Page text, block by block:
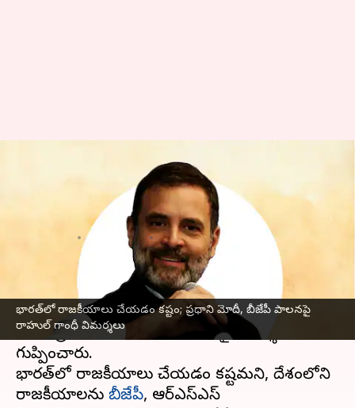
భారత్‌లో రాజకీయాలు చేయడం కష్టం; ప్రధాని మోదీ, బీజేపీ పాలనపై
రాహుల్ గాంధీ విమర్శలు
భారత్‌లో రాజకీయాలు చేయడం కష్టం;
ప్రధాని మోదీ, బీజేపీ పాలనపై
రాహుల్ గాంధీ విమర్శలు
May 31, 2023 02:42 pm
ఈ వార్తాకథనం ఏంటి
అమెరికాపర్యటనలో ఉన్న కాంగ్రెస్ అగ్రనేత రాహుల్
గాంధీ ప్రధాని మోదీ, బీజేపీ పాలనపై విమర్శలు
గుప్పించారు.
భారత్‌లో రాజకీయాలు చేయడం కష్టమని, దేశంలోని
రాజకీయాలను బీజేపీ, ఆర్‌ఎస్ఎస్